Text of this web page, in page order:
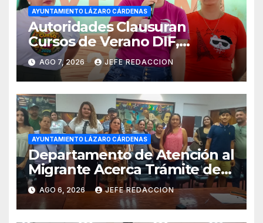
AYUNTAMIENTO LÁZARO CÁRDENAS
Autoridades Clausuran
Cursos de Verano DIF,
Seguridad Pública y Casa de
Cultura 2026
AGO 7, 2026 JEFE REDACCION
AYUNTAMIENTO LÁZARO CÁRDENAS
Departamento de Atención al
Migrante Acerca Trámite de
Pasaportes Estadounidenses
a Residentes de Lázaro
Cárdenas
AGO 6, 2026 JEFE REDACCION